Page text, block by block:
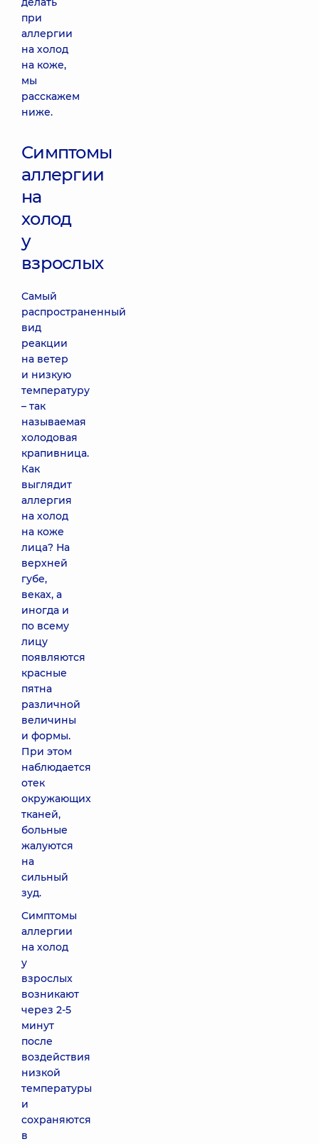
при
аллергии
на холод
на коже,
мы
расскажем
ниже.
Симптомы
аллергии
на
холод
у
взрослых
Самый
распространенный
вид
реакции
на ветер
и низкую
температуру
– так
называемая
холодовая
крапивница.
Как
выглядит
аллергия
на холод
на коже
лица? На
верхней
губе,
веках, а
иногда и
по всему
лицу
появляются
красные
пятна
различной
величины
и формы.
При этом
наблюдается
отек
окружающих
тканей,
больные
жалуются
на
сильный
зуд.
Симптомы
аллергии
на холод
у
взрослых
возникают
через 2-5
минут
после
воздействия
низкой
температуры
и
сохраняются
в